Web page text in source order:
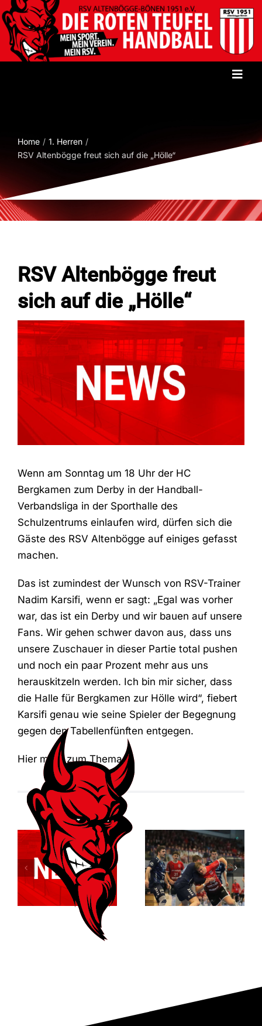
Zum
Inhalt
springen
Verein
Damen
Fans
Trainingszeiten
Kontakt
Home
1. Herren
RSV Altenbögge freut sich auf die „Hölle“
RSV Altenbögge freut
sich auf die „Hölle“
Wenn am Sonntag um 18 Uhr der HC
Bergkamen zum Derby in der Handball-
Verbandsliga in der Sporthalle des
Schulzentrums einlaufen wird, dürfen sich die
Gäste des RSV Altenbögge auf einiges gefasst
machen.
Das ist zumindest der Wunsch von RSV-Trainer
Nadim Karsifi, wenn er sagt: „Egal was vorher
war, das ist ein Derby und wir bauen auf unsere
Fans. Wir gehen schwer davon aus, dass uns
unsere Zuschauer in dieser Partie total pushen
und noch ein paar Prozent mehr aus uns
herauskitzeln werden. Ich bin mir sicher, dass
die Halle für Bergkamen zur Hölle wird“, fiebert
Karsifi genau wie seine Spieler der Begegnung
gegen den Tabellenfünften entgegen.
Hier mehr zum Thema
Relegationsspiel
abgesagt –
RSV verbleibt
in der
Verbandsliga
Dortmund
entreißt dem
RSV
Altenbögge
die